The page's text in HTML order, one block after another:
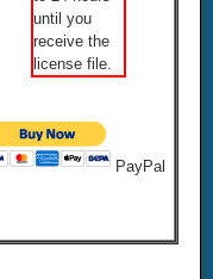
until you
receive the
license file.
PayPal